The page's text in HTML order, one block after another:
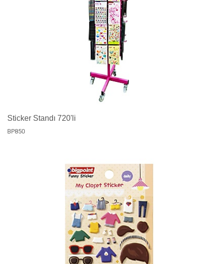
Sticker Standı 720'li
BP850